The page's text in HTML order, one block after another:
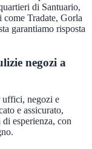
di Santuario,
Tradate, Gorla
garantiamo risposta
negozi a
uffici, negozi e
e assicurato,
esperienza, con